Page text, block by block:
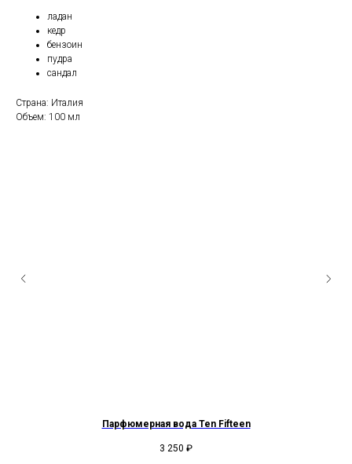
ладан
кедр
бензоин
пудра
сандал
Страна: Италия
Объем: 100 мл
Парфюмерная вода Ten Fifteen
3 250 ₽